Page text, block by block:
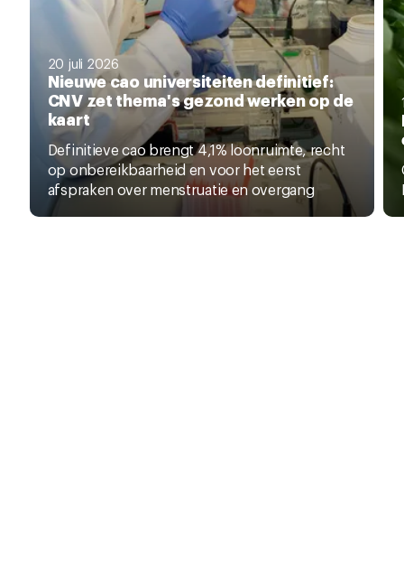
20 juli 2026
Nieuwe cao universiteiten definitief:
CNV zet thema's gezond werken op de
kaart
Definitieve cao brengt 4,1% loonruimte, recht
op onbereikbaarheid en voor het eerst
afspraken over menstruatie en overgang